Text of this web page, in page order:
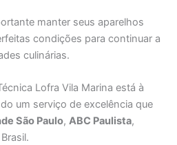
manter seus aparelhos
condições para continuar a
culinárias.
Lofra Vila Marina está à
um serviço de excelência que
São Paulo,ABC Paulista,